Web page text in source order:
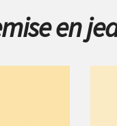
en